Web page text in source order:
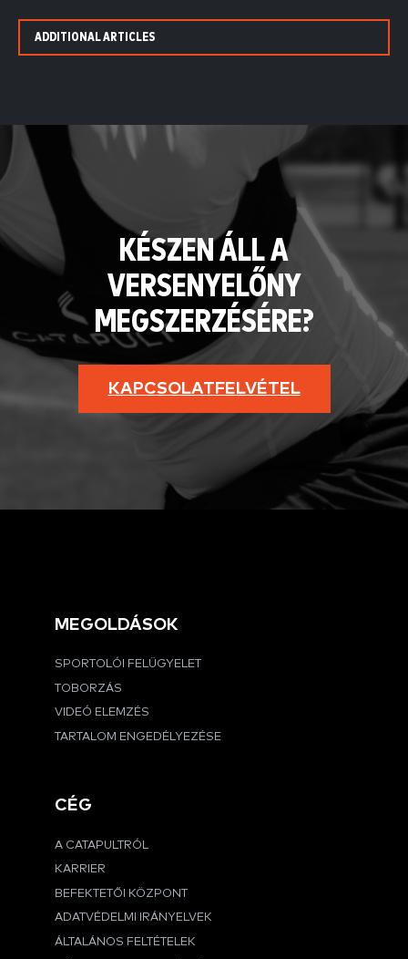
ADDITIONAL ARTICLES
KÉSZEN ÁLL A
VERSENYELŐNY
MEGSZERZÉSÉRE?
KAPCSOLATFELVÉTEL
MEGOLDÁSOK
SPORTOLÓI FELÜGYELET
TOBORZÁS
VIDEÓ ELEMZÉS
TARTALOM ENGEDÉLYEZÉSE
CÉG
A CATAPULTRÓL
KARRIER
BEFEKTETŐI KÖZPONT
ADATVÉDELMI IRÁNYELVEK
ÁLTALÁNOS FELTÉTELEK